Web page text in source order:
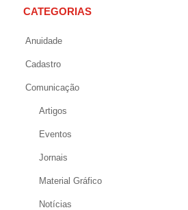
CATEGORIAS
Anuidade
Cadastro
Comunicação
Artigos
Eventos
Jornais
Material Gráfico
Notícias